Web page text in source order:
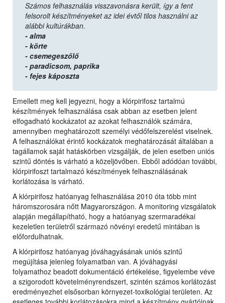
Számos felhasználás visszavonásra került, így a fent
felsorolt készítményeket az idei évtől tilos használni az
alábbi kultúrákban.
- alma
- körte
- csemegeszőlő
- paradicsom, paprika
- fejes káposzta
Emellett meg kell jegyezni, hogy a klórpirifosz tartalmú
készítmények felhasználása csak abban az esetben jelent
elfogadható kockázatot az azokat felhasználók számára,
amennyiben meghatározott személyi védőfelszerelést viselnek.
A felhasználókat érintő kockázatok meghatározását általában a
tagállamok saját hatáskörben vizsgálják, de jelen esetben uniós
szintű döntés is várható a közeljövőben. Ebből adódóan további,
klórpirifoszt tartalmazó készítmények felhasználásának
korlátozása is várható.
A klórpirifosz hatóanyag felhasználása 2010 óta több mint
háromszorosára nőtt Magyarországon. A monitoring vizsgálatok
alapján megállapítható, hogy a hatóanyag szermaradékai
kezeletlen területről származó növényi eredetű mintában is
előfordulhatnak.
A klórpirifosz hatóanyag jóváhagyásának uniós szintű
megújítása jelenleg folyamatban van. A jóváhagyási
folyamathoz beadott dokumentáció értékelése, figyelembe véve
a szigorodott követelményrendszert, szintén számos korlátozást
eredményezhet elsősorban környezet-toxikológiai területen. Az